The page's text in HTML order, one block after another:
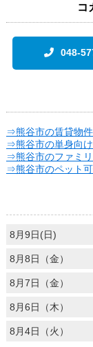
コ
048-
⇒熊谷市の賃貸物
⇒熊谷市の単身向
⇒熊谷市のファミ
⇒熊谷市のペット
8月9日(日)
8月8日（金）
8月7日（金）
8月6日（木）
8月4日（火）